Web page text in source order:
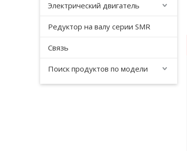
Электрический двигатель
Редуктор на валу серии SMR
Связь
Поиск продуктов по модели